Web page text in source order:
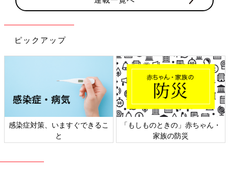
ピックアップ
感染症対策、いますぐできるこ
と
「もしものときの」赤ちゃん・
家族の防災